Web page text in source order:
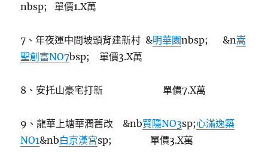
nbsp; 單價1.X萬
7、年夜運中間坡頭背建新村 &明華園nbsp; &n嵩
聖創富NO7bsp; 單價3.X萬
8、安托山豪宅打新 單價7.X萬
9、龍華上塘華潤舊改 &nb賢隱NO3sp;心滿逸築
NO1&nb白京漢宮sp; 單價3.X萬